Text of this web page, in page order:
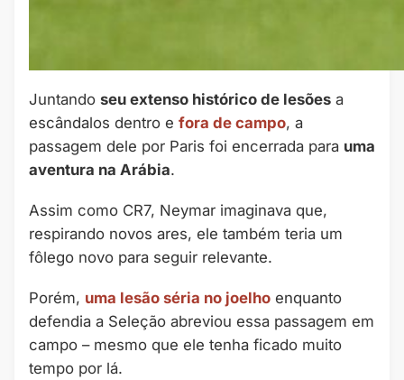
Juntando seu extenso histórico de lesões a
escândalos dentro e fora de campo, a
passagem dele por Paris foi encerrada para uma
aventura na Arábia.
Assim como CR7, Neymar imaginava que,
respirando novos ares, ele também teria um
fôlego novo para seguir relevante.
Porém, uma lesão séria no joelho enquanto
defendia a Seleção abreviou essa passagem em
campo – mesmo que ele tenha ficado muito
tempo por lá.